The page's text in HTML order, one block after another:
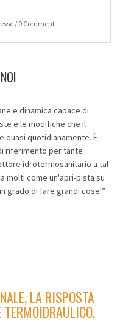
/ 0 Comment
e dinamica capace di
e le modifiche che il
quotidianamente. È
riferimento per tante
idrotermosanitario a tal
molti come un'apri-pista su
grado di fare grandi cose!”
LA RISPOSTA